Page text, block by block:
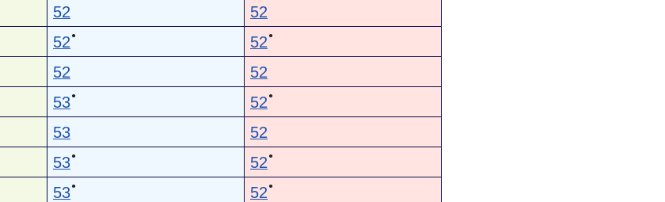
52 52
52 ● 52 ●
52 52
53● 52 ●
53 52
53● 52 ●
53● 52 ●